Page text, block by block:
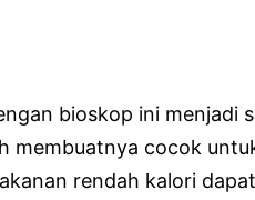
bioskop ini menjadi
membuatnya cocok
rendah kalori